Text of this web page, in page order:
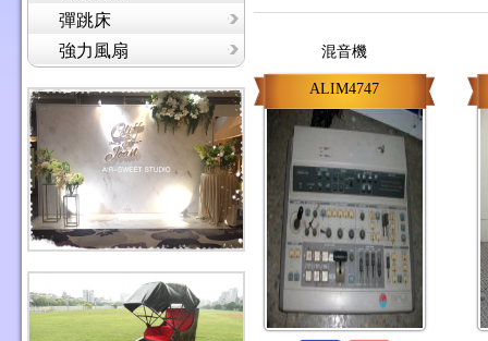
彈跳床
強力風扇
混音機
ALIM4747